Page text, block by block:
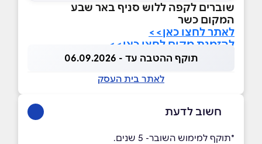
שוברים לקפה ללוש סניף באר שבע
המקום כשר
לאתר לחצו כאן>>
להזמנת מקום לחצו כאן>>
תוקף ההטבה עד - 06.09.2026
לאתר בית העסק
חשוב לדעת
*תוקף למימוש השובר- 5 שנים.